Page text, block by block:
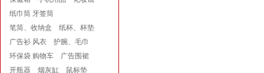
纸巾筒 牙签筒
笔筒、收纳盒
纸杯、杯垫
广告衫 风衣
护腕、毛巾
环保袋 购物车
广告围裙
开瓶器
烟灰缸
鼠标垫